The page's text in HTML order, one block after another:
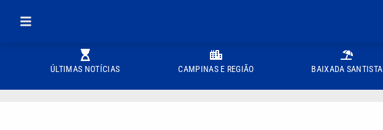
ÚLTIMAS NOTÍCIAS CAMPINAS E REGIÃO BAIXADA SANTISTA